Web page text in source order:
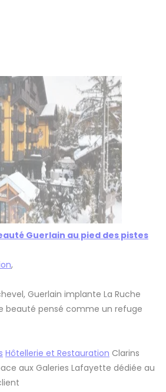
Guerlain au pied des pistes
,
Guerlain implante La Ruche
beauté pensé comme un refuge
Hôtellerie et Restauration Clarins
aux Galeries Lafayette dédiée au